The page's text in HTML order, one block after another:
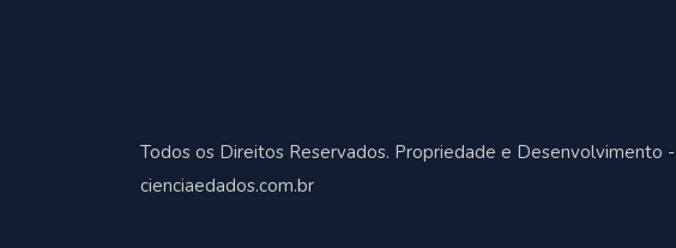
Todos os Direitos Reservados. Propriedade e Desenvolvimento -
cienciaedados.com.br